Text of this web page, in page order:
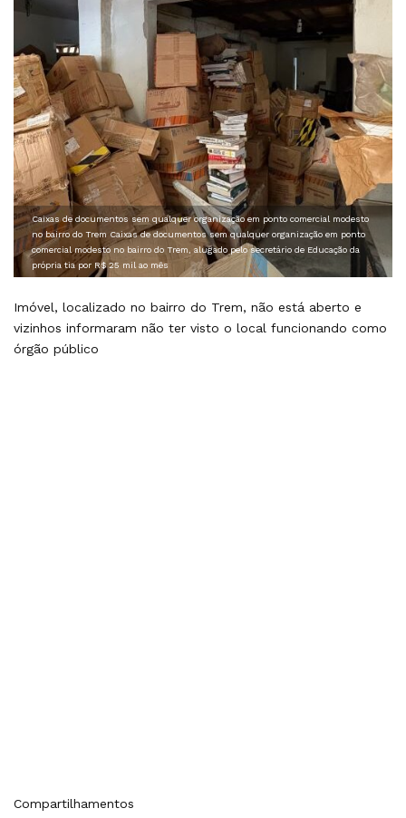
Caixas de documentos sem qualquer organização em ponto comercial modesto
no bairro do Trem Caixas de documentos sem qualquer organização em ponto
comercial modesto no bairro do Trem, alugado pelo secretário de Educação da
própria tia por R$ 25 mil ao mês
Imóvel, localizado no bairro do Trem, não está aberto e
vizinhos informaram não ter visto o local funcionando como
órgão público
Compartilhamentos